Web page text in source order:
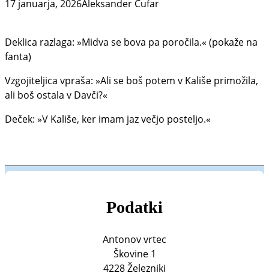
17 januarja, 2026Aleksander Čufar
Deklica razlaga: »Midva se bova pa poročila.« (pokaže na
fanta)
Vzgojiteljica vpraša: »Ali se boš potem v Kališe primožila,
ali boš ostala v Davči?«
Deček: »V Kališe, ker imam jaz večjo posteljo.«
Podatki
Antonov vrtec
Škovine 1
4228 Železniki